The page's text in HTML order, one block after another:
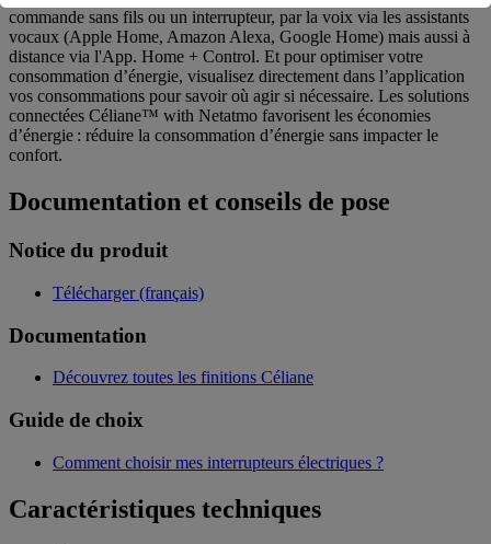
commande sans fils ou un interrupteur, par la voix via les assistants
vocaux (Apple Home, Amazon Alexa, Google Home) mais aussi à
distance via l'App. Home + Control. Et pour optimiser votre
consommation d’énergie, visualisez directement dans l’application
vos consommations pour savoir où agir si nécessaire. Les solutions
connectées Céliane™ with Netatmo favorisent les économies
d’énergie : réduire la consommation d’énergie sans impacter le
confort.
Documentation et conseils de pose
Notice du produit
Télécharger (français)
Documentation
Découvrez toutes les finitions Céliane
Guide de choix
Comment choisir mes interrupteurs électriques ?
Caractéristiques techniques